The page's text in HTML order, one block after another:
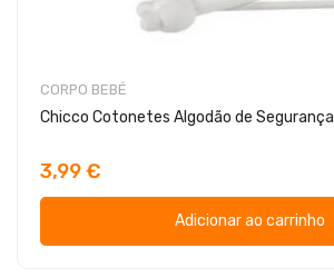
CORPO BEBÉ
Chicco Cotonetes Algodão de Segurança
3,99 €
Adicionar ao carrinho